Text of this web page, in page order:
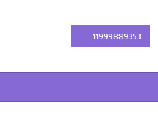
11999889353